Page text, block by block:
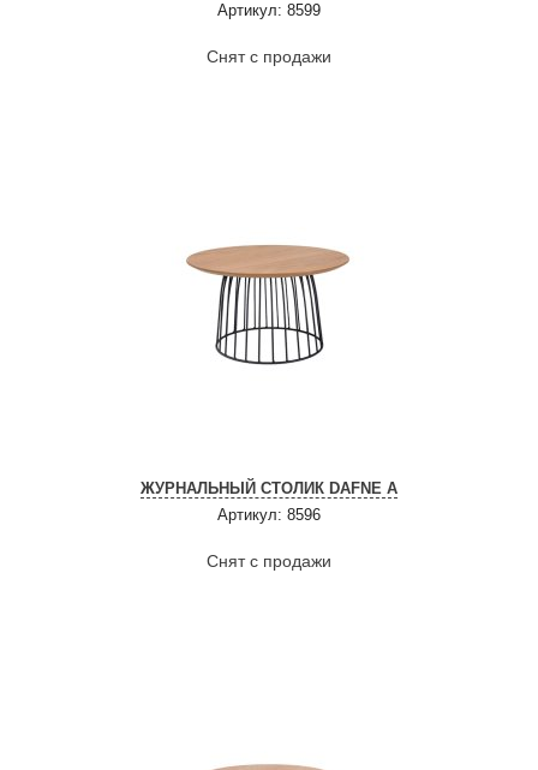
Артикул: 8599
Снят с продажи
ЖУРНАЛЬНЫЙ СТОЛИК DAFNE A
Артикул: 8596
Снят с продажи